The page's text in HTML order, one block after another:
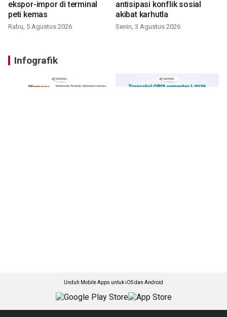
ekspor-impor di terminal
peti kemas
Rabu, 5 Agustus 2026
antisipasi konflik sosial
akibat karhutla
Senin, 3 Agustus 2026
Infografik
Unduh Mobile Apps untuk iOS dan Android